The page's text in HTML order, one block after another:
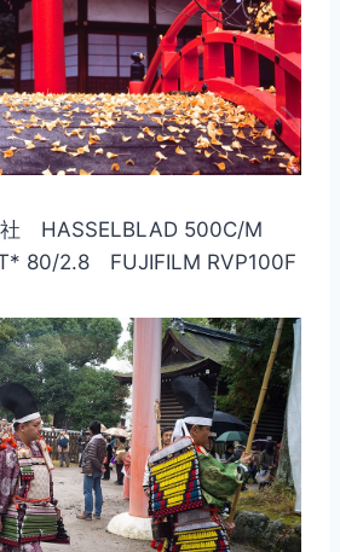
HASSELBLAD 500C/M
80/2.8 FUJIFILM RVP100F